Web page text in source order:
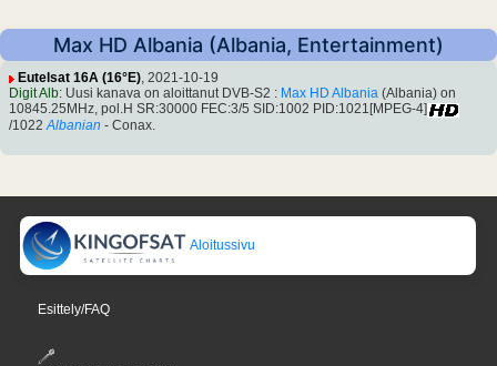
Max HD Albania (Albania, Entertainment)
Eutelsat 16A (16°E), 2021-10-19
Digit Alb: Uusi kanava on aloittanut DVB-S2 : Max HD Albania (Albania) on
10845.25MHz, pol.H SR:30000 FEC:3/5 SID:1002 PID:1021[MPEG-4]
/1022 Albanian - Conax.
Aloitussivu
Esittely/FAQ